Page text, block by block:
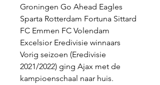
Groningen Go Ahead Eagles
Sparta Rotterdam Fortuna Sittard
FC Emmen FC Volendam
Excelsior Eredivisie winnaars
Vorig seizoen (Eredivisie
2021/2022) ging Ajax met de
kampioenschaal naar huis.